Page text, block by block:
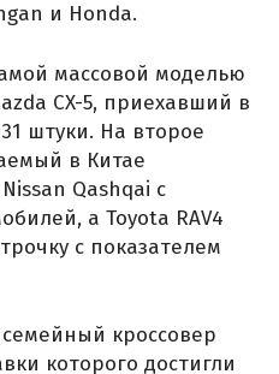
и Honda.
массовой моделью
CX-5, приехавший в
штуки. На второе
в Китае
Qashqai с
а Toyota RAV4
с показателем
кроссовер
которого достигли